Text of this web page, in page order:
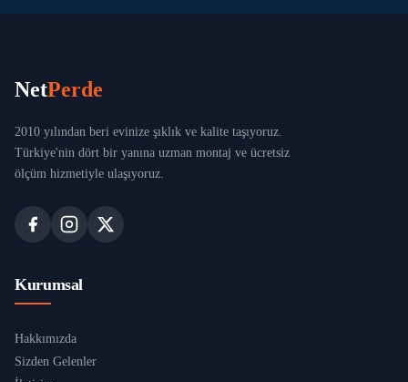
NetPerde
2010 yılından beri evinize şıklık ve kalite taşıyoruz.
Türkiye'nin dört bir yanına uzman montaj ve ücretsiz
ölçüm hizmetiyle ulaşıyoruz.
Kurumsal
Hakkımızda
Sizden Gelenler